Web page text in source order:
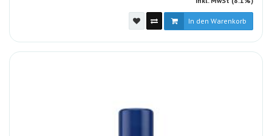
In den Warenkorb